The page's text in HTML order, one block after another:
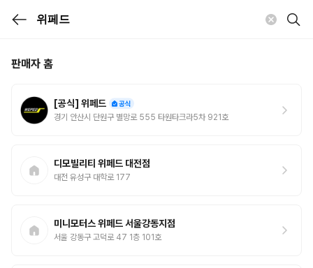
판매자 홈
[공식] 위페드
경기 안산시 단원구 별망로 555 타원타크라5차 921호
디모빌리티 위페드 대전점
대전 유성구 대학로 177
미니모터스 위페드 서울강동지점
서울 강동구 고덕로 47 1층 101호